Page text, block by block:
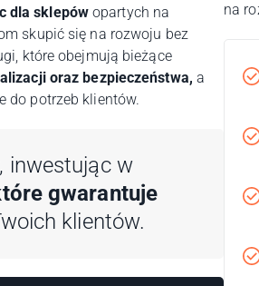
dla sklepówopartych na
skupić się na rozwoju bez
które obejmują bieżące
oraz bezpieczeństwa, a
do potrzeb klientów.
, inwestując w
gwarantuje
klientów.
na